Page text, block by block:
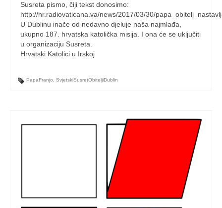
Susreta pismo, čiji tekst donosimo:
http://hr.radiovaticana.va/news/2017/03/30/
U Dublinu inače od nedavno djeluje naša najmlađa,
ukupno 187. hrvatska katolička misija. I ona će se uključiti
u organizaciju Susreta.
Hrvatski Katolici u Irskoj
PapaFranjo SvjetskiSusretObiteljiDublin